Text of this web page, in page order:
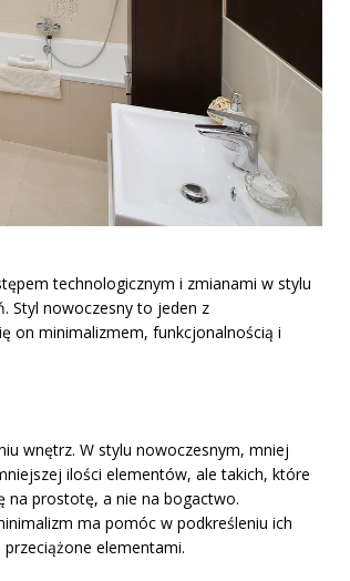
technologicznym i zmianami w stylu
Styl nowoczesny to jeden z
on minimalizmem, funkcjonalnością i
wnętrz. W stylu nowoczesnym, mniej
ilości elementów, ale takich, które
na prostotę, a nie na bogactwo.
ma pomóc w podkreśleniu ich
elementami.